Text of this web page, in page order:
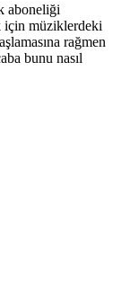
aboneliği
için müziklerdeki
rağmen
bunu nasıl